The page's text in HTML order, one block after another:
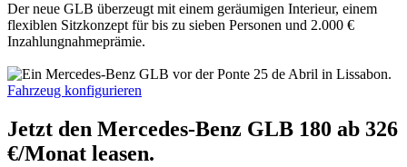
Der neue GLB überzeugt mit einem geräumigen Interieur, einem
flexiblen Sitzkonzept für bis zu sieben Personen und 2.000 €
Inzahlungnahmeprämie.
Fahrzeug konfigurieren
Jetzt den Mercedes-Benz GLB 180 ab 326
€/Monat leasen.